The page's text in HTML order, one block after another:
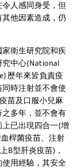
人感同身受，但
他因素造成，仍
衛生研究院和疾
究中心(National
歷年來皆負責疫
時注射並不會使
苗及口服小兒麻
多年，並不會有
已出現四合一(增
桿菌疫苗、注射
B型肝炎疫苗)，
用經驗，其安全